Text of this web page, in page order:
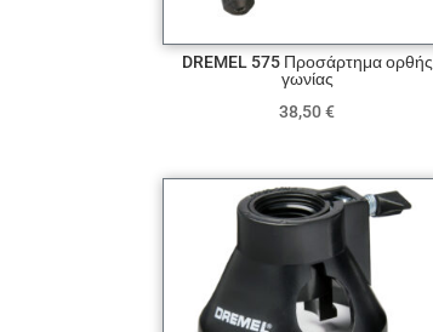
DREMEL 575 Προσάρτημα ορθής
γωνίας
38,50€